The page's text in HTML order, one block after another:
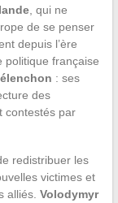
, qui ne
de se penser
depuis l’ère
politique française
: ses
des
contestés par
redistribuer les
victimes et
alliés. Volodymyr